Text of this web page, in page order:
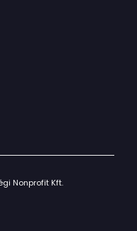
Nonprofit Kft.